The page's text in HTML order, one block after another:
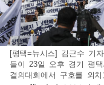
[평택=뉴시스] 김근수 기
들이 23일 오후 경기 평
결의대회에서 구호를 외